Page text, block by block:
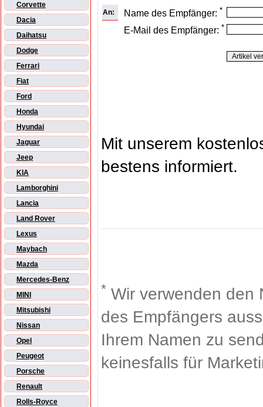
Corvette
Dacia
Daihatsu
Dodge
Ferrari
Fiat
Ford
Honda
Hyundai
Jaguar
Jeep
KIA
Lamborghini
Lancia
Land Rover
Lexus
Maybach
Mazda
Mercedes-Benz
MINI
Mitsubishi
Nissan
Opel
Peugeot
Porsche
Renault
Rolls-Royce
An: Name des Empfänger: *
E-Mail des Empfänger: *
Mit unserem
bestens informiert.
* Wir verwenden den
des Empfängers
Ihrem Namen zu
keinesfalls für